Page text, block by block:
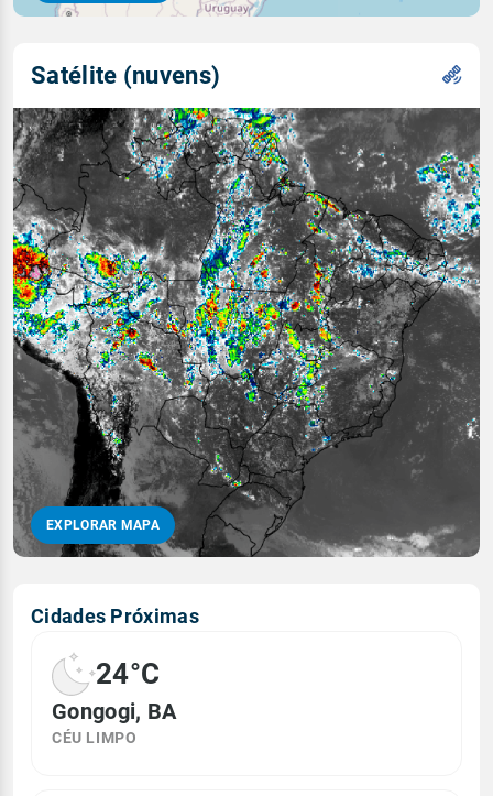
Satélite (nuvens)
EXPLORAR MAPA
Cidades Próximas
24°C
Gongogi, BA
CÉU LIMPO